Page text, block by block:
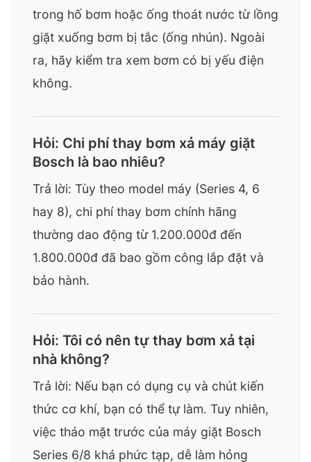
trong hố bơm hoặc ống thoát nước từ lồng
giặt xuống bơm bị tắc (ống nhún). Ngoài
ra, hãy kiểm tra xem bơm có bị yếu điện
không.
Hỏi: Chi phí thay bơm xả máy giặt
Bosch là bao nhiêu?
Trả lời: Tùy theo model máy (Series 4, 6
hay 8), chi phí thay bơm chính hãng
thường dao động từ 1.200.000đ đến
1.800.000đ đã bao gồm công lắp đặt và
bảo hành.
Hỏi: Tôi có nên tự thay bơm xả tại
nhà không?
Trả lời: Nếu bạn có dụng cụ và chút kiến
thức cơ khí, bạn có thể tự làm. Tuy nhiên,
việc tháo mặt trước của máy giặt Bosch
Series 6/8 khá phức tạp, dễ làm hỏng